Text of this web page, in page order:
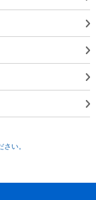
い。